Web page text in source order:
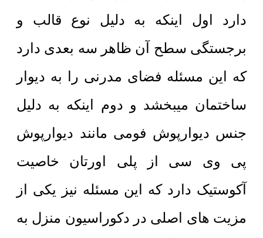
دارد اول اینکه به دلیل نوع قالب و
برجستگی سطح آن ظاهر سه بعدی دارد
که این مسئله فضای مدرنی را به دیوار
ساختمان میبخشد و دوم اینکه به دلیل
جنس دیوارپوش فومی مانند دیوارپوش
پی وی سی از پلی اورتان خاصیت
آکوستیک دارد که این مسئله نیز یکی از
مزیت های اصلی در دکوراسیون منزل به